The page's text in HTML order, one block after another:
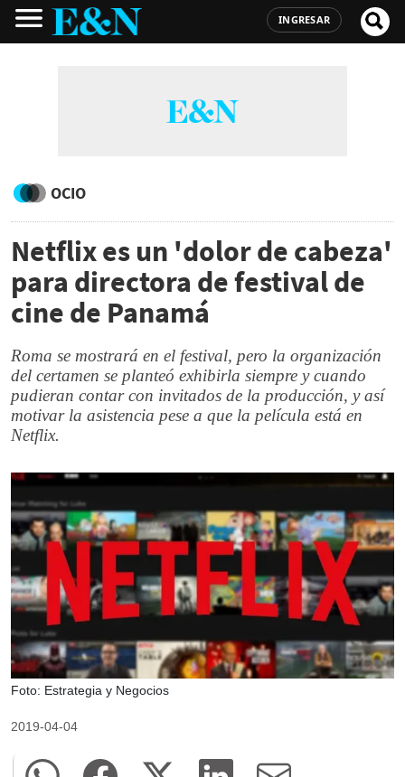
INGRESAR
OCIO
Netflix es un 'dolor de cabeza'
para directora de festival de
cine de Panamá
Roma se mostrará en el festival, pero la organización
del certamen se planteó exhibirla siempre y cuando
pudieran contar con invitados de la producción, y así
motivar la asistencia pese a que la película está en
Netflix.
Foto: Estrategia y Negocios
2019-04-04